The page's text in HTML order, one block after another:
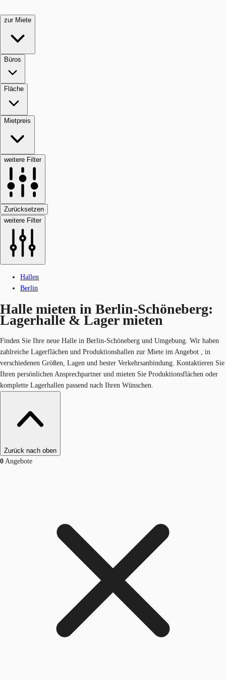
zur Miete
Büros
Fläche
Mietpreis
weitere Filter
Zurücksetzen
weitere Filter
Hallen
Berlin
Halle mieten in Berlin-Schöneberg:
Lagerhalle & Lager mieten
Finden Sie Ihre neue Halle in Berlin-Schöneberg und Umgebung. Wir haben
zahlreiche Lagerflächen und Produktionshallen zur Miete im Angebot , in
verschiedenen Größen, Lagen und bester Verkehrsanbindung. Kontaktieren Sie
Ihren persönlichen Ansprechpartner und mieten Sie Produktionsflächen oder
komplette Lagerhallen passend nach Ihren Wünschen.
Zurück nach oben
0 Angebote